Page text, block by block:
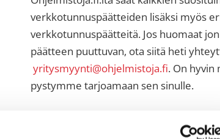
verkkotunnuspäätteiden lisäksi myös
verkkotunnuspäätteitä. Jos huomaat
päätteen puuttuvan, ota siitä heti
yritysmyynti@ohjelmistoja.fi. On hyvin
pystymme tarjoamaan sen sinulle.